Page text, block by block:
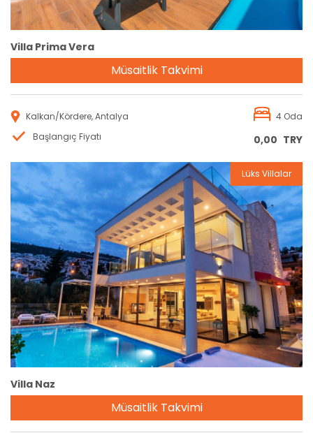
Villa Prima Vera
Müsaitlik Takvimi
Kalkan/Kördere, Antalya
4 Oda
Başlangıç Fiyatı
0,00 TRY
Rezervasyon
Lüks Villalar
Villa Naz
Müsaitlik Takvimi